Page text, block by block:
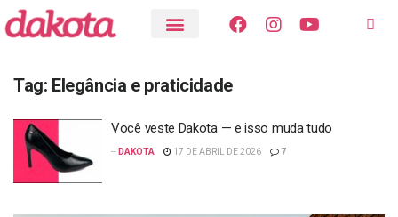
Tag: Elegância e praticidade
Você veste Dakota — e isso muda tudo
-- DAKOTA 17 DE ABRIL DE 2026 7